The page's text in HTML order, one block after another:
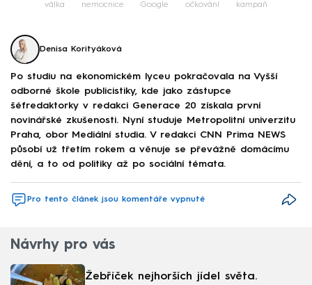
válka nemocnice Google očkování kampaň
Denisa Korityáková
Po studiu na ekonomickém lyceu pokračovala na Vyšší
odborné škole publicistiky, kde jako zástupce
šéfredaktorky v redakci Generace 20 získala první
novinářské zkušenosti. Nyní studuje Metropolitní univerzitu
Praha, obor Mediální studia. V redakci CNN Prima NEWS
působí už třetím rokem a věnuje se převážně domácímu
dění, a to od politiky až po sociální témata.
Pro tento článek jsou komentáře vypnuté
Návrhy pro vás
Žebříček nejhorších jídel světa.